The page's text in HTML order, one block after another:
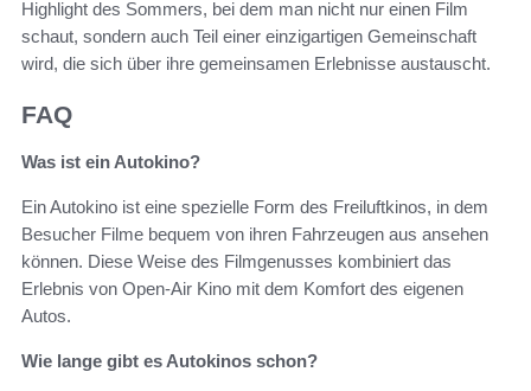
Highlight des Sommers, bei dem man nicht nur einen Film
schaut, sondern auch Teil einer einzigartigen Gemeinschaft
wird, die sich über ihre gemeinsamen Erlebnisse austauscht.
FAQ
Was ist ein Autokino?
Ein Autokino ist eine spezielle Form des Freiluftkinos, in dem
Besucher Filme bequem von ihren Fahrzeugen aus ansehen
können. Diese Weise des Filmgenusses kombiniert das
Erlebnis von Open-Air Kino mit dem Komfort des eigenen
Autos.
Wie lange gibt es Autokinos schon?